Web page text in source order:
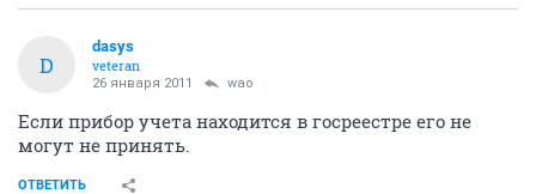
D
dasys
veteran
26 января 2011 wao
Если прибор учета находится в госреестре его не
могут не принять.
ОТВЕТИТЬ